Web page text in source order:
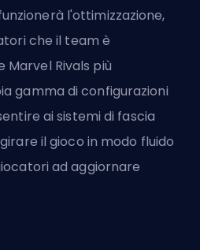
l'ottimizzazione,
che il team è
Rivals più
gamma di configurazioni
ai sistemi di fascia
il gioco in modo fluido
ad aggiornare